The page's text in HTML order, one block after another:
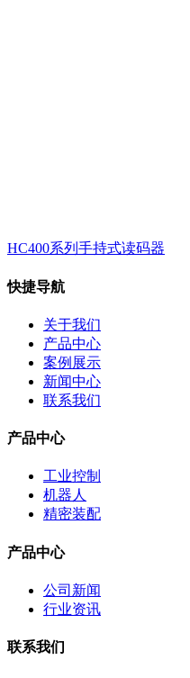
HC400系列手持式读码器
快捷导航
关于我们
产品中心
案例展示
新闻中心
联系我们
产品中心
工业控制
机器人
精密装配
产品中心
公司新闻
行业资讯
联系我们